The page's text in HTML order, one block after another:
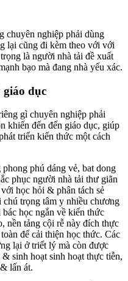
chuyên nghiệp phải dùng
lại cũng đi kèm theo với với
là người nhà tải đề xuất
bạo mà đang nhà yếu xác.
dục
gì chuyên nghiệp phải
khiến đến đến giáo dục, giúp
triển kiến thức một cách
phú dáng vẻ, bat dong
phục người nhà tải thư giãn
học hỏi & phân tách sẻ
trọng tâm y nhiều chương
học ngắn về kiến thức
nền tảng cội rễ này đích thực
để cải thiện học thức. Các
lại ở triết lý mà còn được
sinh hoạt sinh hoạt thực tiễn,
lấn át.